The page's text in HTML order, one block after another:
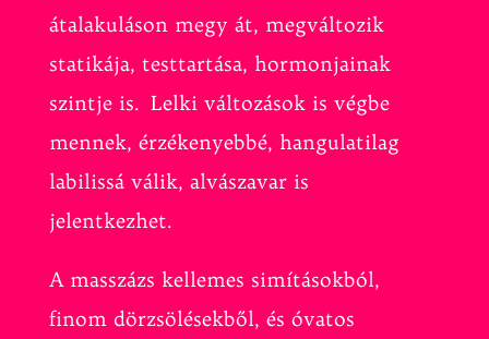
átalakuláson megy át, megváltozik
statikája, testtartása, hormonjainak
szintje is. Lelki változások is végbe
mennek, érzékenyebbé, hangulatilag
labilissá válik, alvászavar is
jelentkezhet.
A masszázs kellemes simításokból,
finom dörzsölésekből, és óvatos